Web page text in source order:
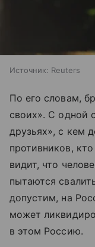
Источник: Reuters
По его словам,
своих». С одной
друзьях», с кем
противников,
видит, что
пытаются
допустим, на
может
в этом Россию.